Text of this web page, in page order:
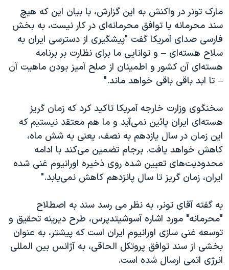
مارک تونر در واکنش به این گزارش، با بیان این که هیچ
سند محرمانه یا توافق محرمانه‌ای در کار نیست، به بخش
فارسی صدای آمریکا گفت "پیشگیری از دسترسی ایران به
سلاح هسته‌ای – و توانایی ما برای نظارت بر برنامه
هسته‌ای آن کشور و اطمینان از صلح آمیز بودن ماهیت آن
– تا ابد باقی باقی خواهد ماند."
سخنگوی وزارت خارجه آمریکا تاکید کرد که زمان گریز
هسته‌ای ایران پائین نمی‌آید و ما هم معتقد نیستیم که
این زمان در سال یازدهم به نصف، یعنی به شش ماه،
کاهش خواهد یافت. برجام تضمین می‌کند با ادامه
محدودیت‌های تعیین شده روی ذخیره اورانیوم غنی شده
ایران، زمان گریز تا سال پانزدهم کاهش نمی‌یابد."
به گفته آقای تونر، به نظر می رسد سند به اصطلاح
"محرمانه" مورد اشاره آسوشیتدپرس، طرح دیرینه تحقیق و
توسعه غنی سازی اورانیوم ایران است که پیشتر، به عنوان
بخشی از سند توافق پروتکل الحاقی، به آژانس بین المللی
انرژی اتمی ارسال شده است.